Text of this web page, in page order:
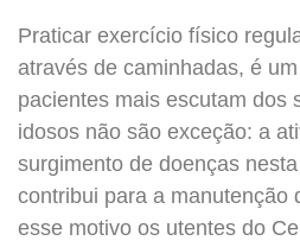
Praticar exercício físico
através de caminhadas, é
pacientes mais escutam dos
idosos não são exceção: a
surgimento de doenças
contribui para a manutenção
esse motivo os utentes do